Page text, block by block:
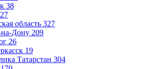
38
27
область 327
на-Дону 209
26
19
Татарстан 304